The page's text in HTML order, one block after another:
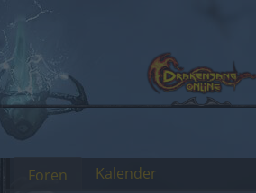
Foren Kalender